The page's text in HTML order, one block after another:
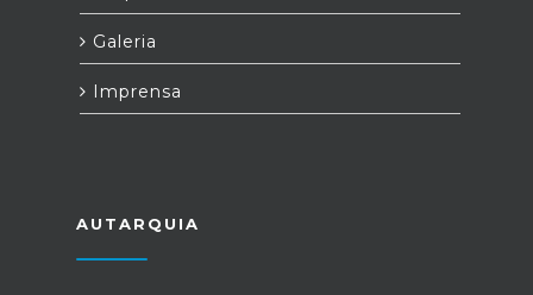
Galeria
Imprensa
AUTARQUIA